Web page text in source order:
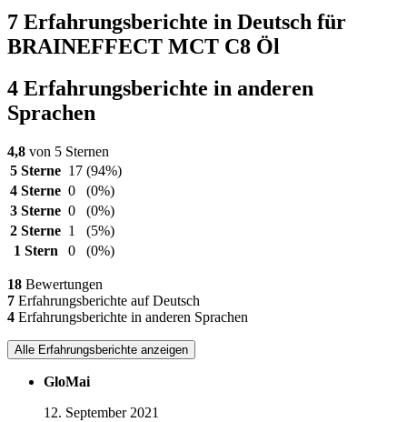
7 Erfahrungsberichte in Deutsch für
BRAINEFFECT MCT C8 Öl
4 Erfahrungsberichte in anderen
Sprachen
4,8 von 5 Sternen
5 Sterne 17 (94%)
4 Sterne 0
(0%)
3 Sterne 0
(0%)
2 Sterne 1
(5%)
1 Stern
0 (0%)
18 Bewertungen
7 Erfahrungsberichte auf Deutsch
4 Erfahrungsberichte in anderen Sprachen
Alle Erfahrungsberichte anzeigen
GloMai
12. September 2021